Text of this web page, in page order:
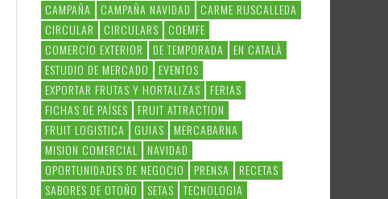
CAMPAÑA
CAMPAÑA NAVIDAD
CARME RUSCALLEDA
CIRCULAR
CIRCULARS
COEMFE
COMERCIO EXTERIOR
DE TEMPORADA
EN CATALÀ
ESTUDIO DE MERCADO
EVENTOS
EXPORTAR FRUTAS Y HORTALIZAS
FERIAS
FICHAS DE PAÍSES
FRUIT ATTRACTION
FRUIT LOGISTICA
GUIAS
MERCABARNA
MISION COMERCIAL
NAVIDAD
OPORTUNIDADES DE NEGOCIO
PRENSA
RECETAS
SABORES DE OTOÑO
SETAS
TECNOLOGIA